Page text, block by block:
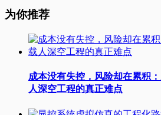
为你推荐
成本没有失控，风险却在累积
人深空工程的真正难点